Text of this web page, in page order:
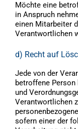
Möchte eine
in Anspruch
einen Mitarbeiter
Verantwortlichen
d) Recht auf
Jede von der
betroffene
und
Verantwortlichen
sofern einer der